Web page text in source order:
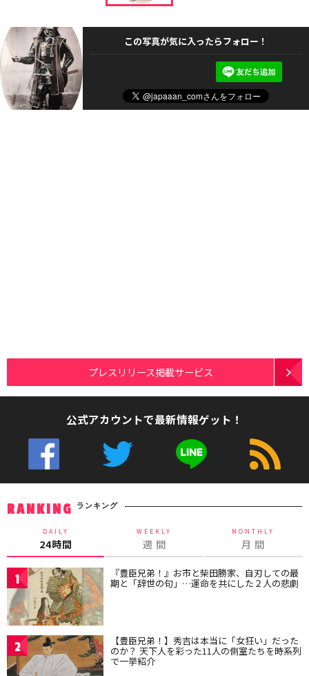
この写真が気に入ったらフォロー！
プレスリリース掲載サービス
公式アカウントで最新情報ゲット！
RANKING ランキング
DAILY
24時間
WEEKLY
週 間
MONTHLY
月 間
1 『豊臣兄弟！』お市と柴田勝家、自刃しての最
期と「辞世の句」…運命を共にした２人の悲劇
2 【豊臣兄弟！】秀吉は本当に「女狂い」だった
のか？ 天下人を彩った11人の側室たちを時系列
で一挙紹介